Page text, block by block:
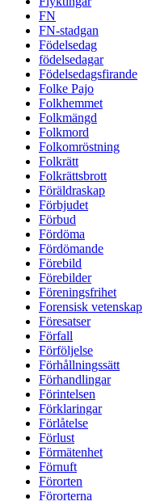
FN
FN-stadgan
Födelsedag
födelsedagar
Födelsedagsfirande
Folke Pajo
Folkhemmet
Folkmängd
Folkmord
Folkomröstning
Folkrätt
Folkrättsbrott
Föräldraskap
Förbjudet
Förbud
Fördöma
Fördömande
Förebild
Förebilder
Föreningsfrihet
Forensisk vetenskap
Föresatser
Förfall
Förföljelse
Förhållningssätt
Förhandlingar
Förintelsen
Förklaringar
Förlåtelse
Förlust
Förmätenhet
Förnuft
Förorten
Förorterna